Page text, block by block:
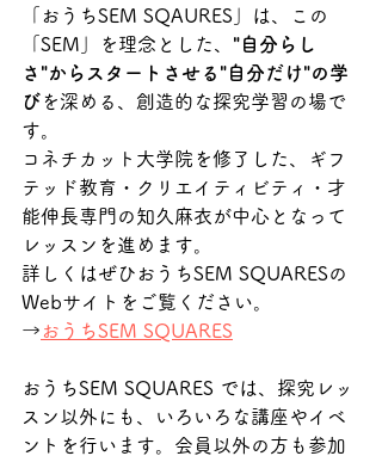
「おうちSEM SQAURES」は、この
「SEM」を理念とした、 "自分らし
さ"からスタートさせる"自分だけ"の学
びを深める、創造的な探究学習の場で
す。
コネチカット大学院を修了した、ギフ
テッド教育・クリエイティビティ・才
能伸長専門の知久麻衣が中心となって
レッスンを進めます。
詳しくはぜひおうちSEM SQUARESの
Webサイトをご覧ください。
→ おうちSEM SQUARES
おうちSEM SQUARES では、探究レッ
スン以外にも、いろいろな講座やイベ
ントを行います。会員以外の方も参加